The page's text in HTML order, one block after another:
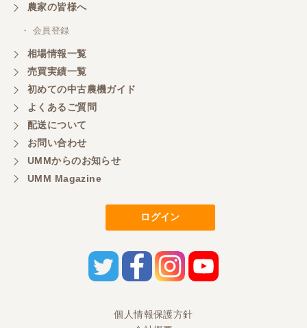
三重県／山本
対応ありがとうございました。
三重県／山本
共立シュレッターを受け取りました。 状態は問題な
く、エンジンも調子がよさそうです。 ありがとうご
ざいました。
いつも色々お願いごとをしますが、 無理なお願いも
嫌な顔をせずに一生懸命頑張ってくれる中山さんに
感謝しています。ここで3台買いましたが、これから
初めてコンバインを買いに行ったのですが、とても
明るい方に担当していただき細かく説明して下さっ
農家の皆様へ
・ 会員登録
相場情報一覧
売買実績一覧
初めての中古農機ガイド
よくあるご質問
配送について
お問い合わせ
UMMからのお知らせ
UMM Magazine
ログイン
個人情報保護方針